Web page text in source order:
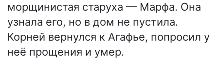
морщинистая старуха — Марфа. Она
узнала его, но в дом не пустила.
Корней вернулся к Агафье, попросил у
неё прощения и умер.